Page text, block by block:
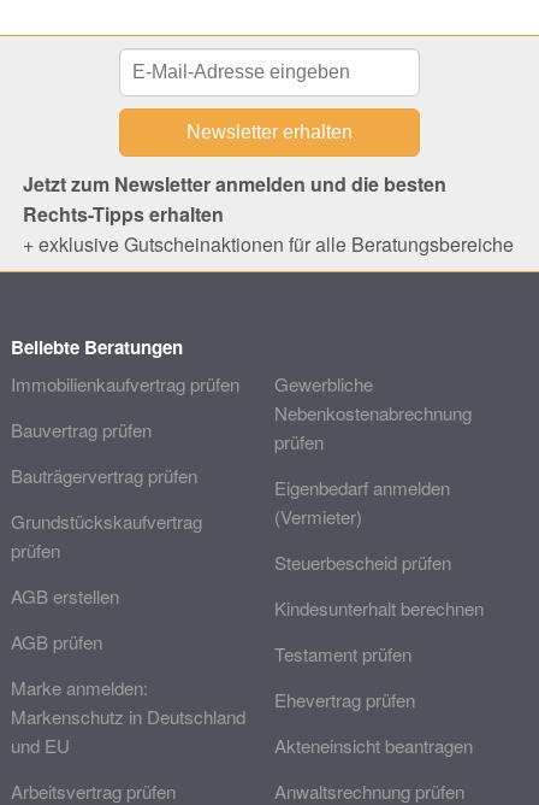
Jetzt zum Newsletter anmelden und die besten
Rechts-Tipps erhalten
+ exklusive Gutscheinaktionen für alle Beratungsbereiche
Beliebte Beratungen
Immobilienkaufvertrag prüfen
Bauvertrag prüfen
Bauträgervertrag prüfen
Grundstückskaufvertrag
prüfen
AGB erstellen
AGB prüfen
Marke anmelden:
Markenschutz in Deutschland
und EU
Arbeitsvertrag prüfen
Gewerbliche
Nebenkostenabrechnung
prüfen
Eigenbedarf anmelden
(Vermieter)
Steuerbescheid prüfen
Kindesunterhalt berechnen
Testament prüfen
Ehevertrag prüfen
Akteneinsicht beantragen
Anwaltsrechnung prüfen